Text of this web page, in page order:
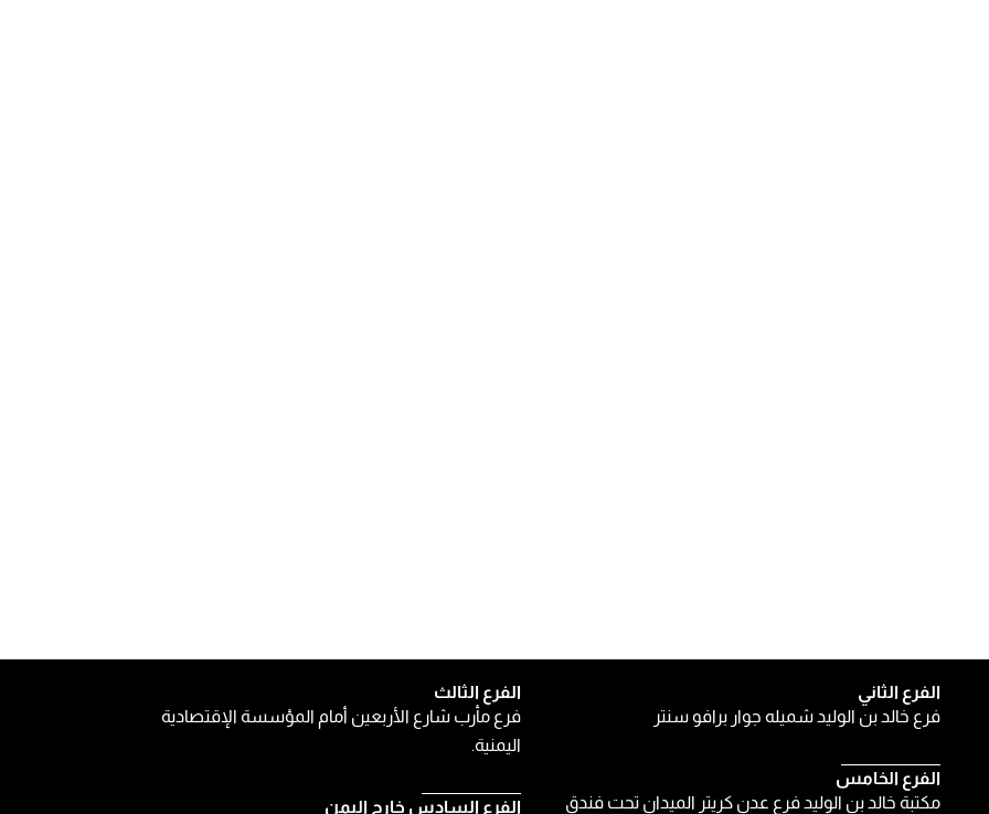
الفرع الثالث
فرع مأرب شارع الأربعين أمام المؤسسة الإقتصادية
اليمنية.
الفرع السادس خارج اليمن
الفرع الثاني
فرع خالد بن الوليد شميله جوار برافو سنتر
الفرع الخامس
مكتبة خالد بن الوليد فرع عدن كريتر الميدان تحت فندق